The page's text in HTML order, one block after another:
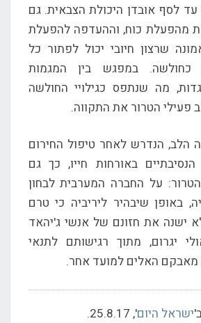
עד לסף אובדן היכולת הצבאית. גם
מהפעלת כוח, וההעדפה להפעלת
שרצון חיובי יכול לפתור כל
כחולשה. במפגש בין המגמות
מה שנתפס כגילויי החולשה
פעילי הטרור את התקווה.
הלב, הנדרש לאחר טיפול החירום
באורחות חייו, כך גם
על החברה המערבית לבחון
באופן שיבהיר ליריביה כי טרם
ישנה את חזונם של אנשי ג'יהאד
יגרום, מתוך רגישותם לתנאי
מאבקם האלים למועד אחר.
ישראל היום', 25.8.17.